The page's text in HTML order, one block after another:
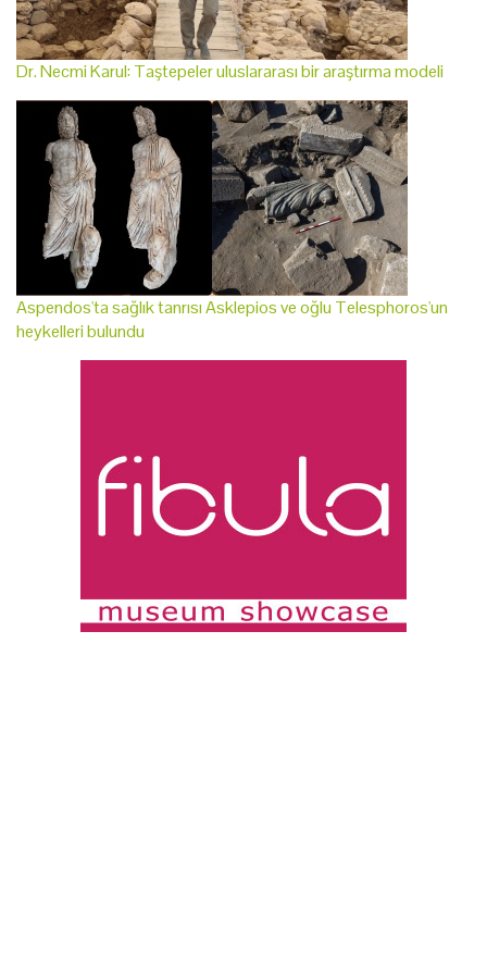
Dr. Necmi Karul: Taştepeler uluslararası bir araştırma modeli
Aspendos'ta sağlık tanrısı Asklepios ve oğlu Telesphoros'un
heykelleri bulundu